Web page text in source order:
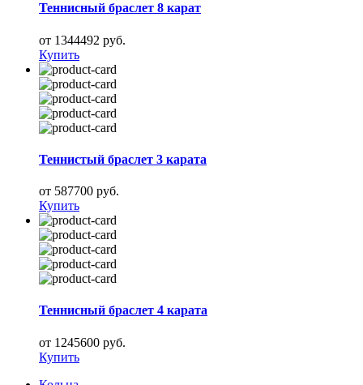
Теннисный браслет 8 карат
от 1344492 руб.
Купить
Теннистый браслет 3 карата
от 587700 руб.
Купить
Теннисный браслет 4 карата
от 1245600 руб.
Купить